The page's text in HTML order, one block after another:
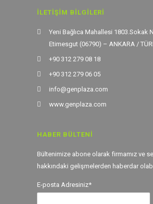
İLETIŞIM BILGILERI
Yeni Bağlıca Mahallesi 1803.Sokak
Etimesgut (06790) – ANKARA /
+90 312 279 08 18
+90 312 279 06 05
info@genplaza.com
www.genplaza.com
HABER BÜLTENI
Bültenimize abone olarak firmamız ve
hakkındaki gelişmelerden haberdar
E-posta Adresiniz*